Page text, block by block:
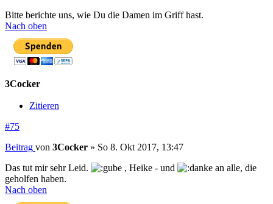
Bitte berichte uns, wie Du die Damen im Griff hast.
Nach oben
3Cocker
Zitieren
#75
Beitrag von 3Cocker » So 8. Okt 2017, 13:47
Das tut mir sehr Leid.
, Heike - und
an alle, die
geholfen haben.
Nach oben